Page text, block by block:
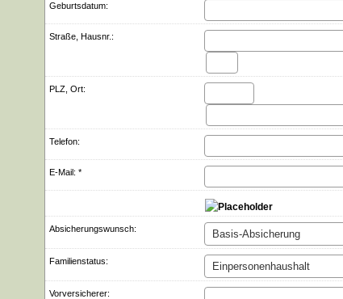
Geburts­datum:
Straße, Hausnr.:
PLZ, Ort:
Telefon:
E-Mail: *
Ab­si­che­rungs­wunsch:
Familienstatus:
Vorversicherer: